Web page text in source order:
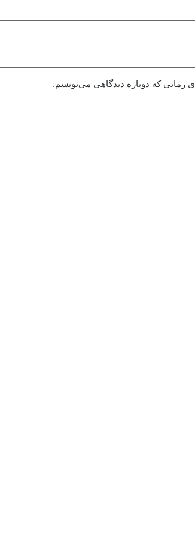
زمانی که دوباره دیدگاهی می‌نویسم.